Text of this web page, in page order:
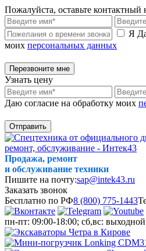
Пожалуйста, оставьте контактный
Я
моих персональных данных
Перезвоните мне
Узнать цену
Даю согласие на обработку моих
Отправить
Продажа, ремонт
и обслуживание техники
Пишите на почту:sap@intek43.ru
Заказать звонок
Бесплатно по РФ8 (800) 775-1443
пн-пт: 09:00-18:00; сб,вс: выходной